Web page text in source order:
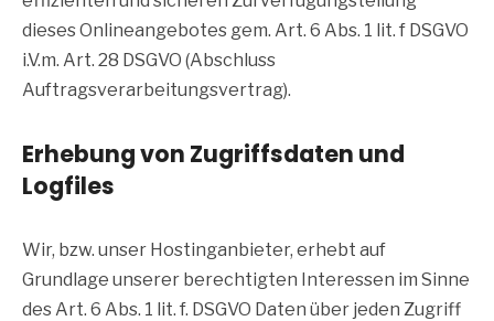
dieses Onlineangebotes gem. Art. 6 Abs. 1 lit. f DSGVO
i.V.m. Art. 28 DSGVO (Abschluss
Auftragsverarbeitungsvertrag).
Erhebung von Zugriffsdaten und
Logfiles
Wir, bzw. unser Hostinganbieter, erhebt auf
Grundlage unserer berechtigten Interessen im Sinne
des Art. 6 Abs. 1 lit. f. DSGVO Daten über jeden Zugriff